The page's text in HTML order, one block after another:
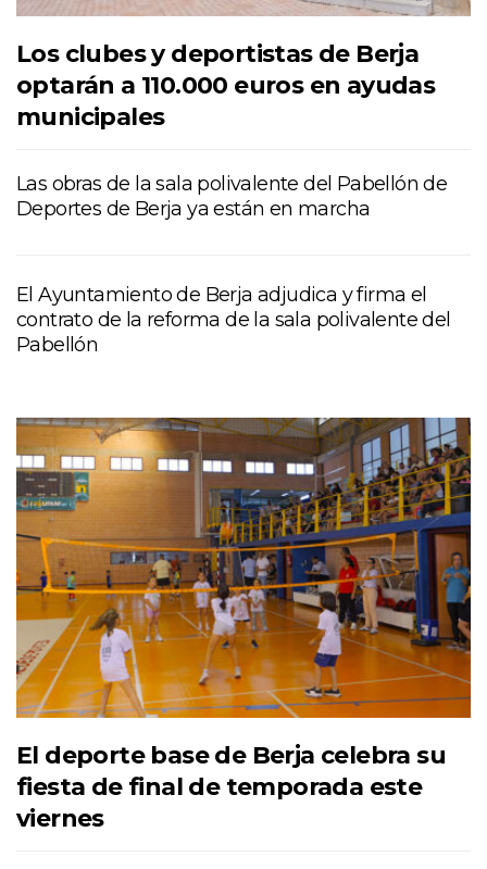
Los clubes y deportistas de Berja
optarán a 110.000 euros en ayudas
municipales
Las obras de la sala polivalente del Pabellón de
Deportes de Berja ya están en marcha
El Ayuntamiento de Berja adjudica y firma el
contrato de la reforma de la sala polivalente del
Pabellón
El deporte base de Berja celebra su
fiesta de final de temporada este
viernes